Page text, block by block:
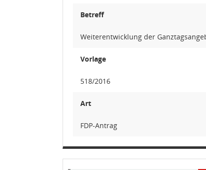
Betreff
Weiterentwicklung der
Vorlage
518/2016
Art
FDP-Antrag